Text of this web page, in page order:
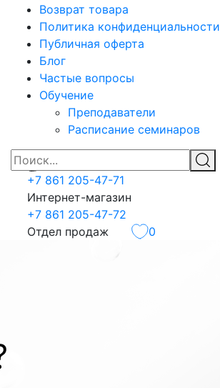
Возврат товара
Политика конфиденциальности
Публичная оферта
Блог
Частые вопросы
Обучение
Преподаватели
Расписание семинаров
+7 861 205-47-71
Интернет-магазин
+7 861 205-47-72
Отдел продаж
0